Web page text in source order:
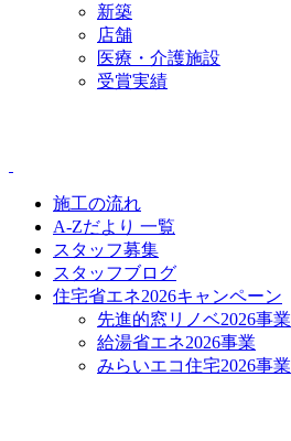
新築
店舗
医療・介護施設
受賞実績
施工の流れ
A-Zだより 一覧
スタッフ募集
スタッフブログ
住宅省エネ2026キャンペーン
先進的窓リノベ2026事業
給湯省エネ2026事業
みらいエコ住宅2026事業